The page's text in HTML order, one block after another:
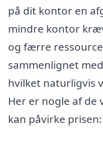
på dit kontor en
mindre kontor
og færre
sammenlignet
hvilket naturligvis
Her er nogle af de
kan påvirke prisen: